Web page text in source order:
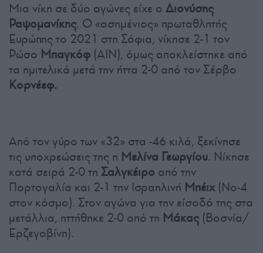
Μια νίκη σε δύο αγώνες είχε ο Διονύσης
Ραψομανίκης. Ο «ασημένιος» πρωταθλητής
Ευρώπης το 2021 στη Σόφια, νίκησε 2-1 τον
Ρώσο Μπαγκόφ (ΑΙΝ), όμως αποκλείστηκε από
τα ημιτελικά μετά την ήττα 2-0 από τον Σέρβο
Κορνέεφ.
Από τον γύρο των «32» στα -46 κιλά, ξεκίνησε
τις υποχρεώσεις της η Μελίνα Γεωργίου. Νίκησε
κατά σειρά 2-0 τη Σαλγκέιρο από την
Πορτογαλία και 2-1 την Ισραηλινή Μπέιχ(Νο-4
στον κόσμο). Στον αγώνα για την είσοδό της στα
μετάλλια, ηττήθηκε 2-0 από τη Μάκας(Βοσνία/
Ερζεγοβίνη).